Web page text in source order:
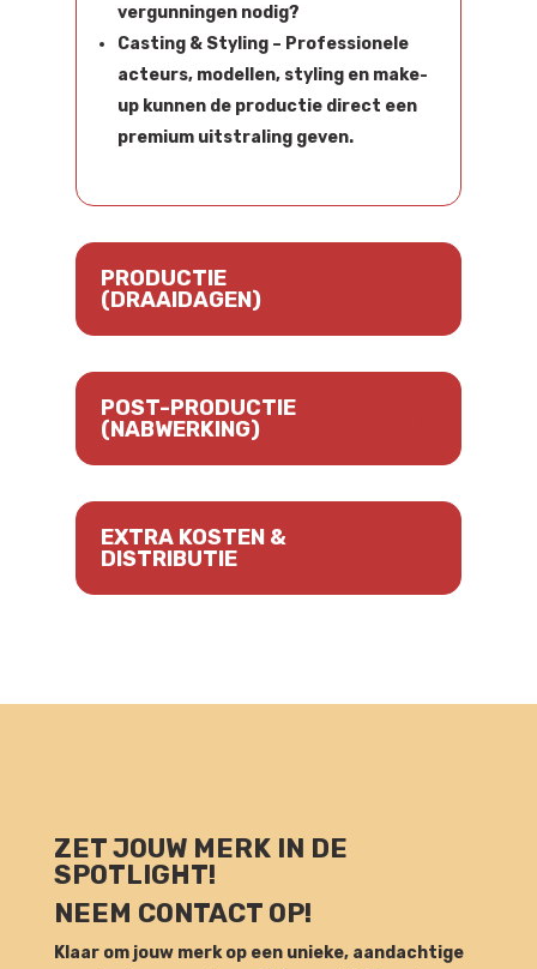
vergunningen nodig?
Casting & Styling– Professionele
acteurs, modellen, styling en make-
up kunnen de productie direct een
premium uitstraling geven.
PRODUCTIE
(DRAAIDAGEN)
POST-PRODUCTIE
(NABWERKING)
EXTRA KOSTEN &
DISTRIBUTIE
ZET JOUW MERK IN DE
SPOTLIGHT!
NEEM CONTACT OP!
Klaar om jouw merk op een unieke, aandachtige